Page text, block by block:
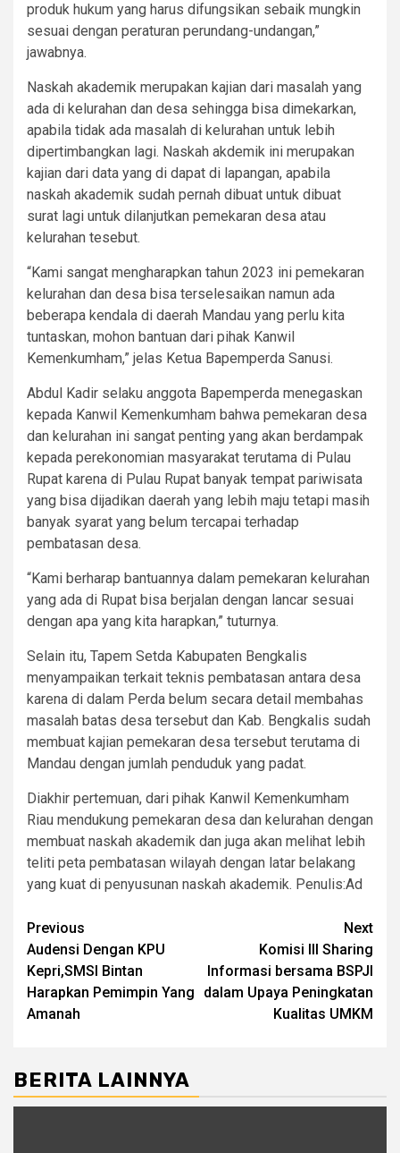
produk hukum yang harus difungsikan sebaik mungkin
sesuai dengan peraturan perundang-undangan,”
jawabnya.
Naskah akademik merupakan kajian dari masalah yang
ada di kelurahan dan desa sehingga bisa dimekarkan,
apabila tidak ada masalah di kelurahan untuk lebih
dipertimbangkan lagi. Naskah akdemik ini merupakan
kajian dari data yang di dapat di lapangan, apabila
naskah akademik sudah pernah dibuat untuk dibuat
surat lagi untuk dilanjutkan pemekaran desa atau
kelurahan tesebut.
“Kami sangat mengharapkan tahun 2023 ini pemekaran
kelurahan dan desa bisa terselesaikan namun ada
beberapa kendala di daerah Mandau yang perlu kita
tuntaskan, mohon bantuan dari pihak Kanwil
Kemenkumham,” jelas Ketua Bapemperda Sanusi.
Abdul Kadir selaku anggota Bapemperda menegaskan
kepada Kanwil Kemenkumham bahwa pemekaran desa
dan kelurahan ini sangat penting yang akan berdampak
kepada perekonomian masyarakat terutama di Pulau
Rupat karena di Pulau Rupat banyak tempat pariwisata
yang bisa dijadikan daerah yang lebih maju tetapi masih
banyak syarat yang belum tercapai terhadap
pembatasan desa.
“Kami berharap bantuannya dalam pemekaran kelurahan
yang ada di Rupat bisa berjalan dengan lancar sesuai
dengan apa yang kita harapkan,” tuturnya.
Selain itu, Tapem Setda Kabupaten Bengkalis
menyampaikan terkait teknis pembatasan antara desa
karena di dalam Perda belum secara detail membahas
masalah batas desa tersebut dan Kab. Bengkalis sudah
membuat kajian pemekaran desa tersebut terutama di
Mandau dengan jumlah penduduk yang padat.
Diakhir pertemuan, dari pihak Kanwil Kemenkumham
Riau mendukung pemekaran desa dan kelurahan dengan
membuat naskah akademik dan juga akan melihat lebih
teliti peta pembatasan wilayah dengan latar belakang
yang kuat di penyusunan naskah akademik. Penulis:Ad
Post
navigation
Previous
Audensi Dengan KPU
Kepri,SMSI Bintan
Harapkan Pemimpin Yang
Amanah
Next
Komisi III Sharing
Informasi bersama BSPJI
dalam Upaya Peningkatan
Kualitas UMKM
BERITA LAINNYA